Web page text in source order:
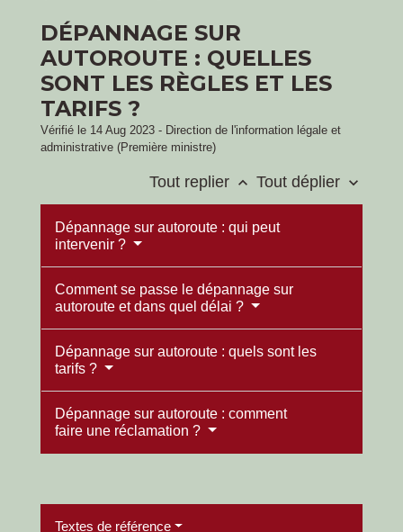
DÉPANNAGE SUR
AUTOROUTE : QUELLES
SONT LES RÈGLES ET LES
TARIFS ?
Vérifié le 14 Aug 2023 - Direction de l'information légale et
administrative (Première ministre)
Tout replier keyboard_arrow_up Tout déplier keyboard_arrow_down
Dépannage sur autoroute : qui peut
intervenir ?
Comment se passe le dépannage sur
autoroute et dans quel délai ?
Dépannage sur autoroute : quels sont les
tarifs ?
Dépannage sur autoroute : comment
faire une réclamation ?
Textes de référence